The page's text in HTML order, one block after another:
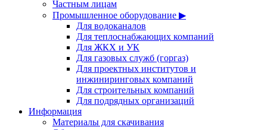
Частным лицам
Промышленное оборудование ▶
Для водоканалов
Для теплоснабжающих компаний
Для ЖКХ и УК
Для газовых служб (горгаз)
Для проектных институтов и
инжиниринговых компаний
Для строительных компаний
Для подрядных организаций
Информация
Материалы для скачивания